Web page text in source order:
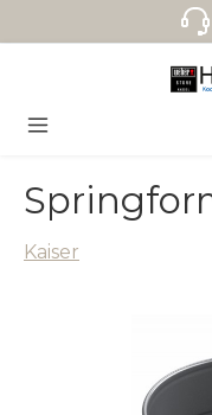
Zum Hauptinhalt
Kaiser